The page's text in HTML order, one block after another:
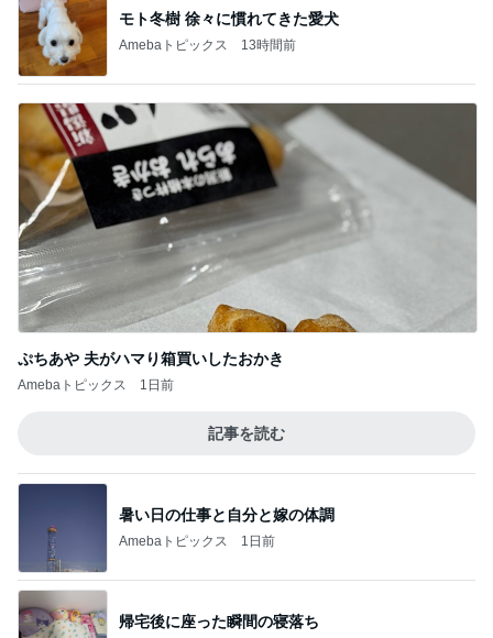
モト冬樹 徐々に慣れてきた愛犬
Amebaトピックス 13時間前
ぷちあや 夫がハマり箱買いしたおかき
Amebaトピックス 1日前
記事を読む
暑い日の仕事と自分と嫁の体調
Amebaトピックス 1日前
帰宅後に座った瞬間の寝落ち